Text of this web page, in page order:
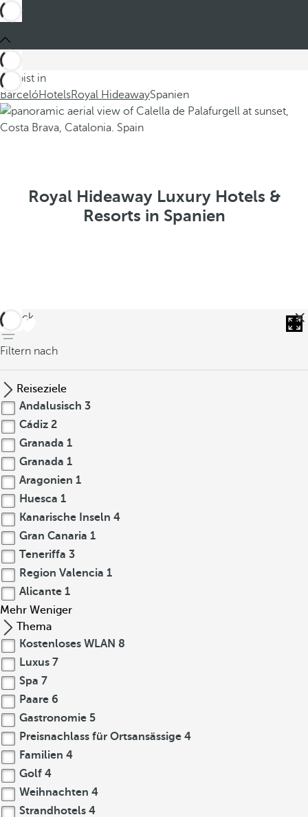
Du bist in
BarcelóHotelsRoyal HideawaySpanien
Royal Hideaway Luxury Hotels &
Resorts in Spanien
zurück
Filtern nach
Reiseziele
Andalusisch 3
Cádiz 2
Granada 1
Granada 1
Aragonien 1
Huesca 1
Kanarische Inseln 4
Gran Canaria 1
Teneriffa 3
Region Valencia 1
Alicante 1
Mehr Weniger
Thema
Kostenloses WLAN 8
Luxus 7
Spa 7
Paare 6
Gastronomie 5
Preisnachlass für Ortsansässige 4
Familien 4
Golf 4
Weihnachten 4
Strandhotels 4